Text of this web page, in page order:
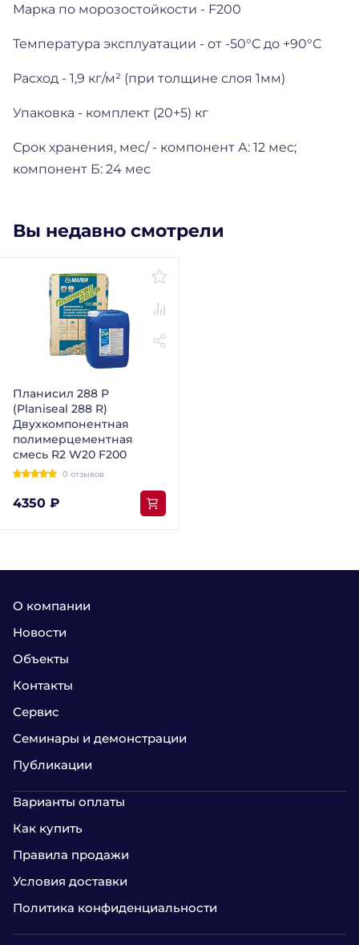
Марка по морозостойкости - F200
Температура эксплуатации - от -50°С до +90°С
Расход - 1,9 кг/м² (при толщине слоя 1мм)
Упаковка - комплект (20+5) кг
Срок хранения, мес/ - компонент А: 12 мес;
компонент Б: 24 мес
Вы недавно смотрели
Планисил 288 Р
(Planiseal 288 R)
Двухкомпонентная
полимерцементная
смесь R2 W20 F200
0 отзывов
4350 ₽
О компании
Новости
Объекты
Контакты
Сервис
Семинары и демонстрации
Публикации
Варианты оплаты
Как купить
Правила продажи
Условия доставки
Политика конфиденциальности